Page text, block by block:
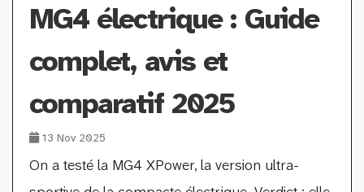
MG4 électrique : Guide
complet, avis et
comparatif 2025
13 Nov 2025
On a testé la MG4 XPower, la version ultra-